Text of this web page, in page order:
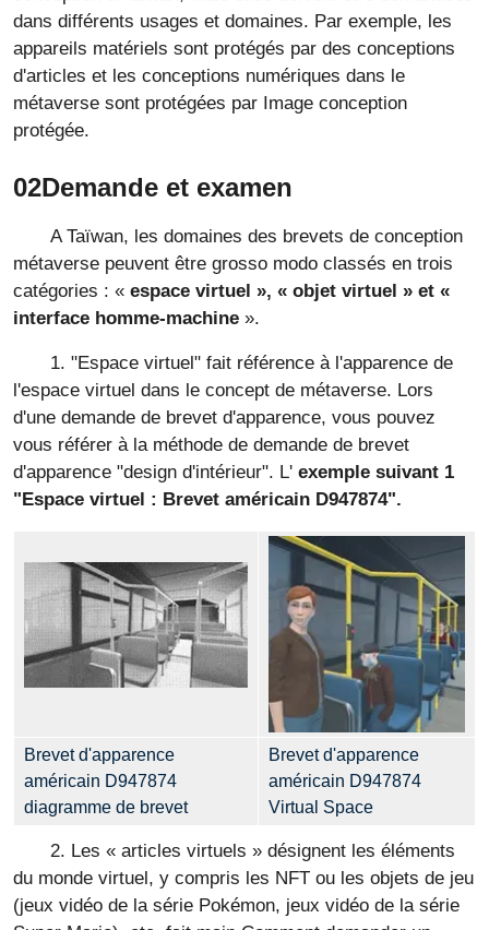
dans différents usages et domaines. Par exemple, les
appareils matériels sont protégés par des conceptions
d'articles et les conceptions numériques dans le
métaverse sont protégées par Image conception
protégée.
02Demande et examen
A Taïwan, les domaines des brevets de conception
métaverse peuvent être grosso modo classés en trois
catégories : « espace virtuel », « objet virtuel » et «
interface homme-machine ».
1. "Espace virtuel" fait référence à l'apparence de
l'espace virtuel dans le concept de métaverse. Lors
d'une demande de brevet d'apparence, vous pouvez
vous référer à la méthode de demande de brevet
d'apparence "design d'intérieur". L' exemple suivant 1
"Espace virtuel : Brevet américain D947874".
Brevet d'apparence
américain D947874
diagramme de brevet
Brevet d'apparence
américain D947874
Virtual Space
2. Les « articles virtuels » désignent les éléments
du monde virtuel, y compris les NFT ou les objets de jeu
(jeux vidéo de la série Pokémon, jeux vidéo de la série